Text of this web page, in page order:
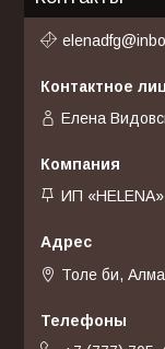
Елена
ИП «HELENA»
Толе би,